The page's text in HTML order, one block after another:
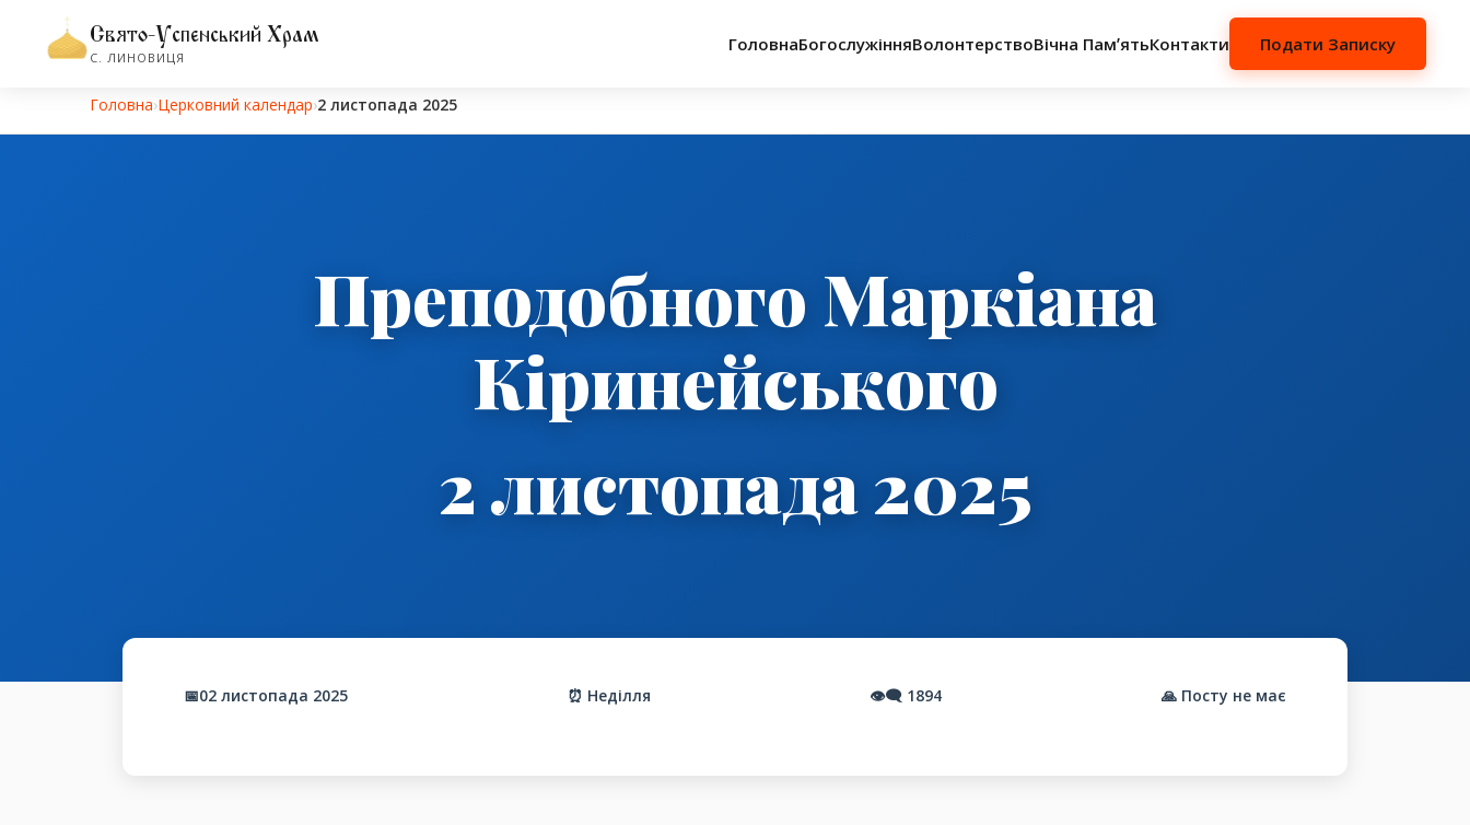
Свято-Успенський Храм
С. ЛИНОВИЦЯ
ГоловнаБогослужінняВолонтерствоВічна ПамʼятьКонтакти Подати Записку
Головна›Церковний календар›2 листопада 2025
Преподобного Маркіана
Кіринейського
2 листопада 2025
📅02 листопада 2025 ⏰ Неділля 👁️‍🗨️ 1894 🙏 Посту не має